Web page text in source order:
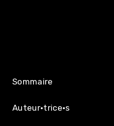
Sommaire
Auteur·trice·s